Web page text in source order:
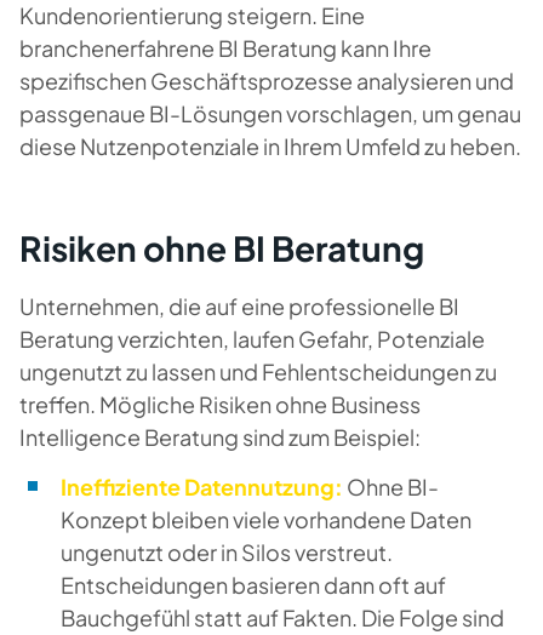
Kundenorientierung steigern. Eine
branchenerfahrene BI Beratung kann Ihre
spezifischen Geschäftsprozesse analysieren und
passgenaue BI-Lösungen vorschlagen, um genau
diese Nutzenpotenziale in Ihrem Umfeld zu heben.
Risiken ohne BI Beratung
Unternehmen, die auf eine professionelle BI
Beratung verzichten, laufen Gefahr, Potenziale
ungenutzt zu lassen und Fehlentscheidungen zu
treffen. Mögliche Risiken ohne Business
Intelligence Beratung sind zum Beispiel:
Ineffiziente Datennutzung: Ohne BI-
Konzept bleiben viele vorhandene Daten
ungenutzt oder in Silos verstreut.
Entscheidungen basieren dann oft auf
Bauchgefühl statt auf Fakten. Die Folge sind